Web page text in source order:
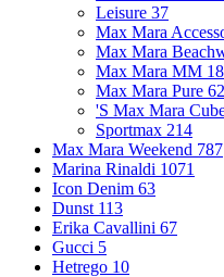
Leisure 37
Max Mara
Max Mara
Max Mara MM
Max Mara Pure 62
'S Max Mara
Sportmax 214
Max Mara Weekend 787
Marina Rinaldi 1071
Icon Denim 63
Dunst 113
Erika Cavallini 67
Gucci 5
Hetrego 10